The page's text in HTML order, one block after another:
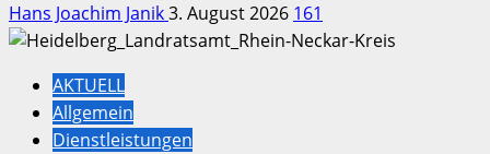
Hans Joachim Janik3. August 2026 161
AKTUELL
Allgemein
Dienstleistungen